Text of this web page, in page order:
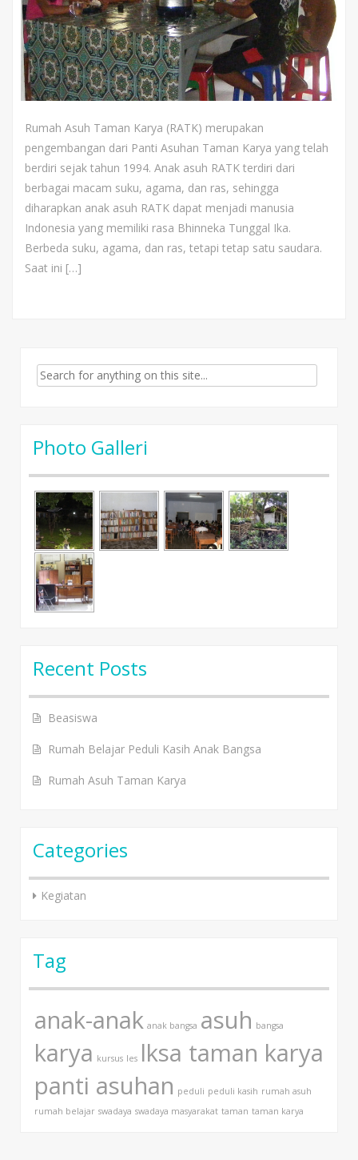
Rumah Asuh Taman Karya (RATK) merupakan
pengembangan dari Panti Asuhan Taman Karya yang telah
berdiri sejak tahun 1994. Anak asuh RATK terdiri dari
berbagai macam suku, agama, dan ras, sehingga
diharapkan anak asuh RATK dapat menjadi manusia
Indonesia yang memiliki rasa Bhinneka Tunggal Ika.
Berbeda suku, agama, dan ras, tetapi tetap satu saudara.
Saat ini […]
Search for:
Photo Galleri
Recent Posts
Beasiswa
Rumah Belajar Peduli Kasih Anak Bangsa
Rumah Asuh Taman Karya
Categories
Kegiatan
Tag
anak-anak anak bangsa asuh bangsa
karya kursus les lksa taman karya
panti asuhan peduli peduli kasih rumah asuh
rumah belajar swadaya swadaya masyarakat taman taman karya